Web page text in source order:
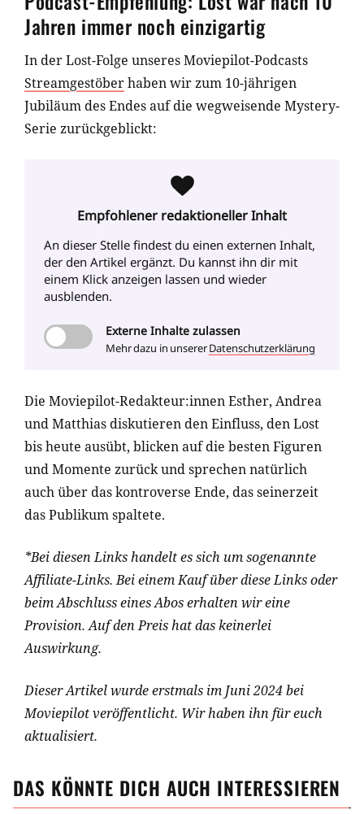
Jahren immer noch einzigartig
In der Lost-Folge unseres Moviepilot-Podcasts
Streamgestöberhaben wir zum 10-jährigen
Jubiläum des Endes auf die wegweisende Mystery-
Serie zurückgeblickt:
Empfohlener redaktioneller Inhalt
An dieser Stelle findest du einen externen Inhalt,
der den Artikel ergänzt. Du kannst ihn dir mit
einem Klick anzeigen lassen und wieder
ausblenden.
Externe Inhalte zulassen
Mehr dazu in unsererDatenschutzerklärung
Die Moviepilot-Redakteur:innen Esther, Andrea
und Matthias diskutieren den Einfluss, den Lost
bis heute ausübt, blicken auf die besten Figuren
und Momente zurück und sprechen natürlich
auch über das kontroverse Ende, das seinerzeit
das Publikum spaltete.
*Bei diesen Links handelt es sich um sogenannte
Affiliate-Links. Bei einem Kauf über diese Links oder
beim Abschluss eines Abos erhalten wir eine
Provision. Auf den Preis hat das keinerlei
Auswirkung.
Dieser Artikel wurde erstmals im Juni 2024 bei
Moviepilot veröffentlicht. Wir haben ihn für euch
aktualisiert.
DAS KÖNNTE DICH AUCH INTERESSIEREN